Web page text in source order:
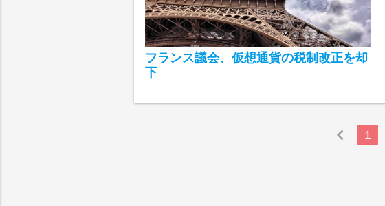
フランス議会、仮想通貨の税制改正を却
下
chevron_left 1